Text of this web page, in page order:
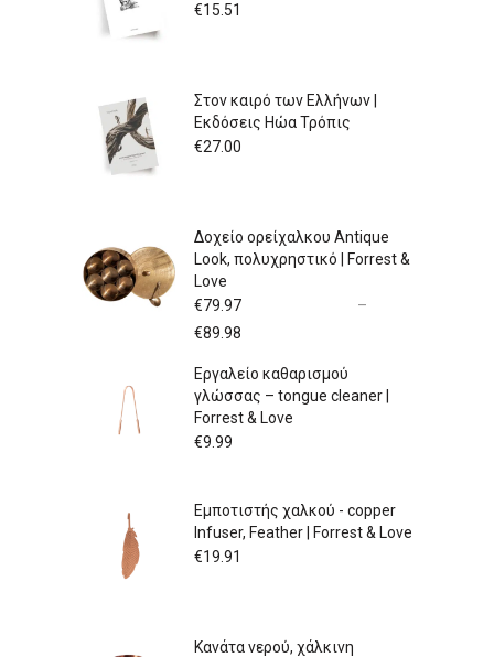
€15.51
Στον καιρό των Ελλήνων |
Εκδόσεις Ηώα Τρόπις
€27.00
Δοχείο ορείχαλκου Antique
Look, πολυχρηστικό | Forrest &
Love
€79.97
–
€89.98
through
Εργαλείο καθαρισμού
γλώσσας – tongue cleaner |
Forrest & Love
€9.99
Εμποτιστής χαλκού - copper
Infuser, Feather | Forrest & Love
€19.91
Κανάτα νερού, χάλκινη